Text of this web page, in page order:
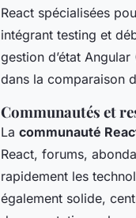
React spécialisées
intégrant testing et
gestion d’état
dans la comparaison
Communautés et
La communauté
React, forums,
rapidement les
également solide,